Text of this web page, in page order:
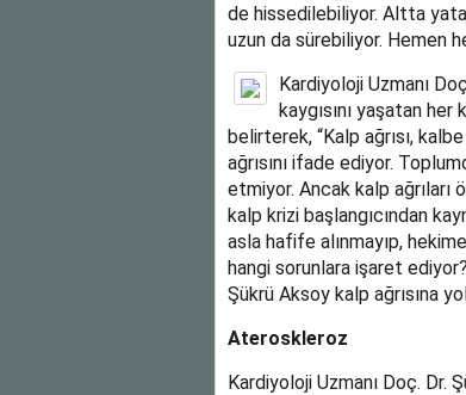
de hissedilebiliyor. Altta
uzun da sürebiliyor. Hemen
Kardiyoloji Uzmanı
kaygısını yaşatan her
belirterek, “Kalp ağrısı,
ağrısını ifade ediyor.
etmiyor. Ancak kalp ağrıları
kalp krizi başlangıcından
asla hafife alınmayıp,
hangi sorunlara işaret
Şükrü Aksoy kalp ağrısına
Ateroskleroz
Kardiyoloji Uzmanı Doç. Dr.